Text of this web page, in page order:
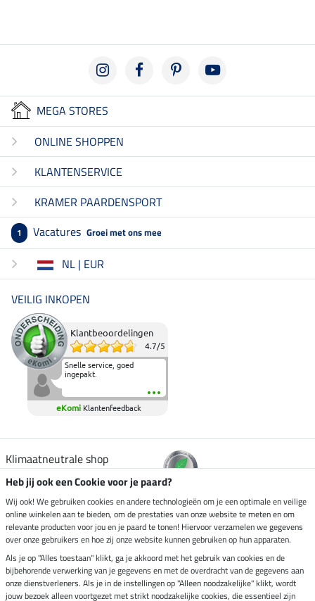
MEGA STORES
ONLINE SHOPPEN
KLANTENSERVICE
KRAMER PAARDENSPORT
1 Vacatures Groei met ons mee
NL | EUR
VEILIG INKOPEN
Klantbeoordelingen
4.7/5
Snelle service, goed
ingepakt.
eKomi Klantenfeedback
Klimaatneutrale shop
Verzending per
Veilig betalen met
Heb jij ook een Cookie voor je paard?
Wij ook! We gebruiken cookies en andere technologieën om je een optimale en veilige
online winkelen aan te bieden, om de prestaties van onze website te meten en om
relevante producten voor jou en je paard te tonen! Hiervoor verzamelen we gegevens
over onze gebruikers en hoe zij onze website kunnen gebruiken op hun apparaten.
Als je op "Alles toestaan" klikt, ga je akkoord met het gebruik van cookies en de
bijbehorende verwerking van je gegevens en met de overdracht van de gegevens aan
onze dienstverleners. Als je in de instellingen op "Alleen noodzakelijke" klikt, wordt
jouw bezoek alleen voortgezet met strikt noodzakelijke cookies, die essentieel zijn